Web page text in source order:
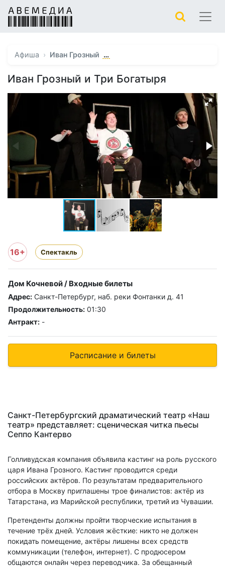
Афиша Иван Грозный …
Иван Грозный и Три Богатыря
16+ Спектакль
Дом Кочневой / Входные билеты
Адрес: Санкт-Петербург, наб. реки Фонтанки д. 41
Продолжительность: 01:30
Антракт: -
Расписание и билеты
Санкт-Петербургский драматический театр «Наш
театр» представляет: сценическая читка пьесы
Сеппо Кантерво
Голливудская компания объявила кастинг на роль русского
царя Ивана Грозного. Кастинг проводится среди
российских актёров. По результатам предварительного
отбора в Москву приглашены трое финалистов: актёр из
Татарстана, из Марийской республики, третий из Чувашии.
Претенденты должны пройти творческие испытания в
течение трёх дней. Условия жёсткие: никто не должен
покидать помещение, актёры лишены всех средств
коммуникации (телефон, интернет). С продюсером
общаются онлайн через переводчика. За обещанный